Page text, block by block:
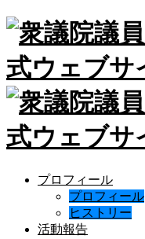
プロフィール
プロフィール
ヒストリー
活動報告